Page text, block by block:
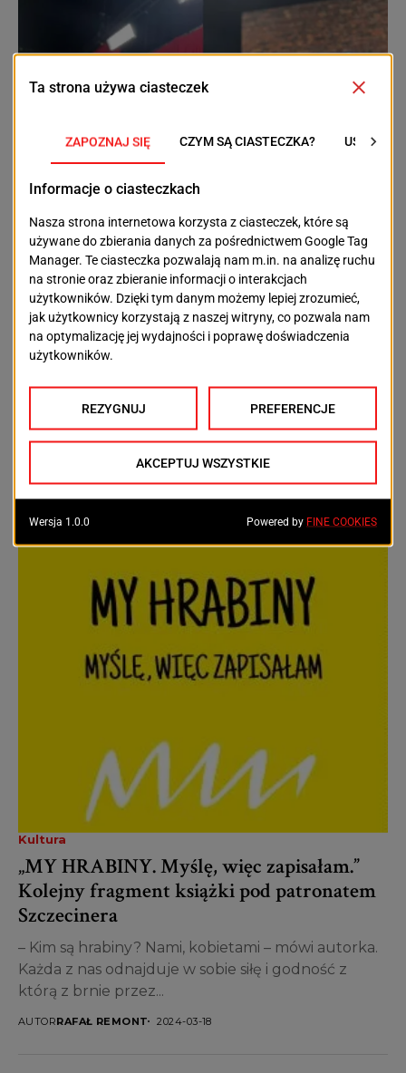
Kultura Lifestyle
Cudowny występ szczecinianki i jej psa.
Prowadząca „Mam talent!” wcisnęła złoty
przycisk
Szczecinianka Alicja Andrukajtis wspólnie z
pieskiem Muzą pokazały, co znaczy perfekcyjnie
wykonany dog dancing. Swoim magicznym
występem na scenie „Mam talent!” porwały
publikę...
Kultura
„MY HRABINY. Myślę, więc zapisałam.”
Kolejny fragment książki pod patronatem
Szczecinera
– Kim są hrabiny? Nami, kobietami – mówi autorka.
Każda z nas odnajduje w sobie siłę i godność z
którą z brnie przez...
AUTORRAFAŁ REMONT 2024-03-18